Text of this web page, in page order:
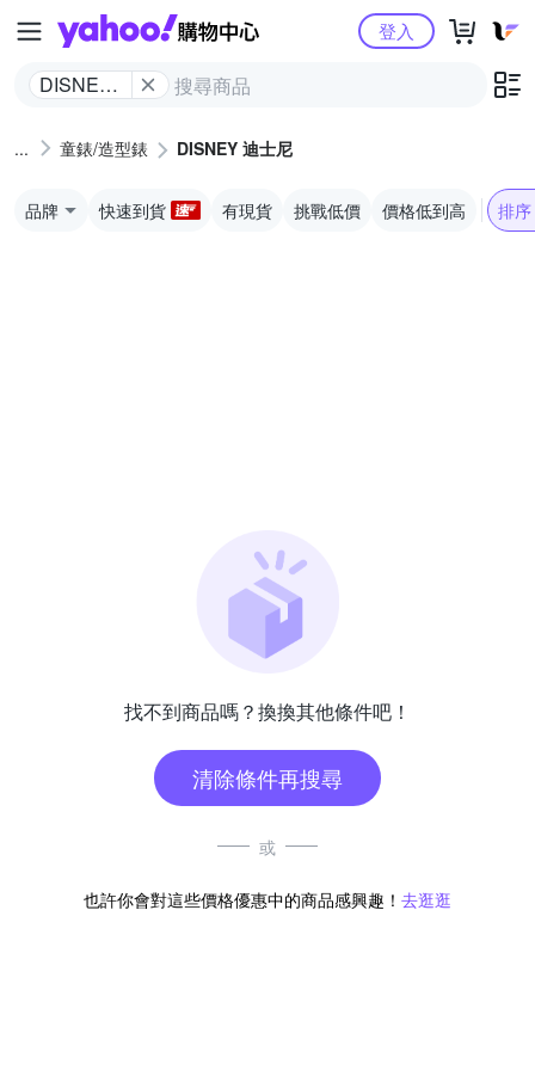
Yahoo購物中心
DISNEY
登入
童錶/造型錶 DISNEY 迪士尼
品牌 快速到貨 有現貨 挑戰低價 價格低到高 排序
找不到商品嗎？換換其他條件吧！
清除條件再搜尋
或
也許你會對這些價格優惠中的商品感興趣！ 去逛逛